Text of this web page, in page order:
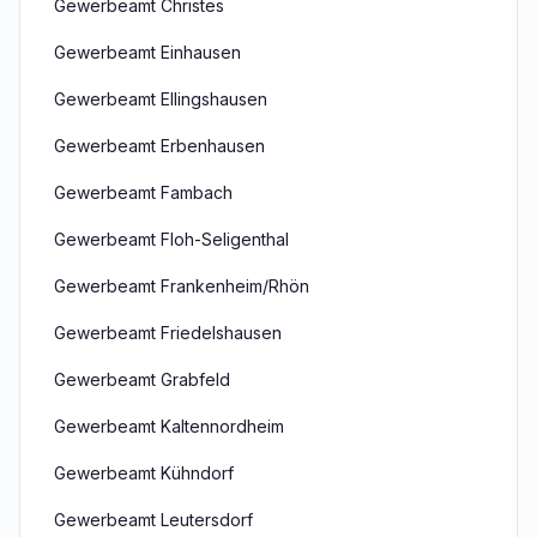
Gewerbeamt Christes
Gewerbeamt Einhausen
Gewerbeamt Ellingshausen
Gewerbeamt Erbenhausen
Gewerbeamt Fambach
Gewerbeamt Floh-Seligenthal
Gewerbeamt Frankenheim/Rhön
Gewerbeamt Friedelshausen
Gewerbeamt Grabfeld
Gewerbeamt Kaltennordheim
Gewerbeamt Kühndorf
Gewerbeamt Leutersdorf